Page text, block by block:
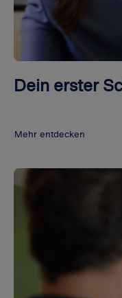
Dein erster
Mehr entdecken